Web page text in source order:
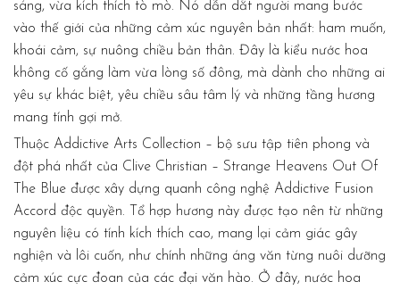
sáng, vừa kích thích tò mò. Nó dẫn dắt người mang bước
vào thế giới của những cảm xúc nguyên bản nhất: ham muốn,
khoái cảm, sự nuông chiều bản thân. Đây là kiểu nước hoa
không cố gắng làm vừa lòng số đông, mà dành cho những ai
yêu sự khác biệt, yêu chiều sâu tâm lý và những tầng hương
mang tính gợi mở.
Thuộc Addictive Arts Collection – bộ sưu tập tiên phong và
đột phá nhất của Clive Christian – Strange Heavens Out Of
The Blue được xây dựng quanh công nghệ Addictive Fusion
Accord độc quyền. Tổ hợp hương này được tạo nên từ những
nguyên liệu có tính kích thích cao, mang lại cảm giác gây
nghiện và lôi cuốn, như chính những áng văn từng nuôi dưỡng
cảm xúc cực đoan của các đại văn hào. Ở đây, nước hoa